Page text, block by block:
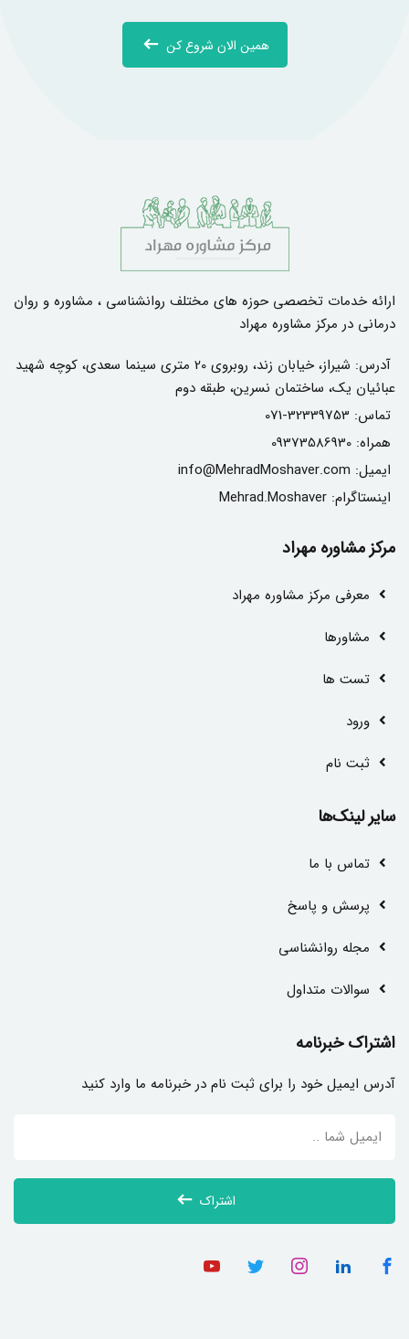
همین الان شروع کن
ارائه خدمات تخصصی حوزه های مختلف روانشناسی ، مشاوره و روان
درمانی در مرکز مشاوره مهراد
آدرس:
شیراز، خیابان زند، روبروی 20 متری سینما سعدی، کوچه شهید
عبائیان یک، ساختمان نسرین، طبقه دوم
تماس: 071-32339753
همراه: 09373586930
ایمیل: info@MehradMoshaver.com
اینستاگرام: Mehrad.Moshaver
مرکز مشاوره مهراد
معرفی مرکز مشاوره مهراد
مشاور‌ها
تست ها
ورود
ثبت نام
سایر لینک‌ها
تماس با ما
پرسش و پاسخ
مجله روانشناسی
سوالات متداول
اشتراک خبرنامه
آدرس ایمیل خود را برای ثبت نام در خبرنامه ما وارد کنید
اشتراک